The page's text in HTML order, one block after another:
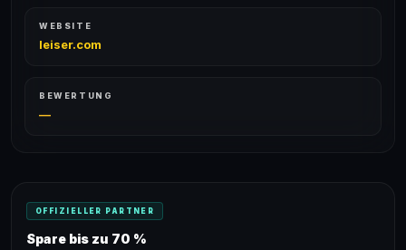
WEBSITE
leiser.com
BEWERTUNG
—
OFFIZIELLER PARTNER
Spare bis zu 70 %